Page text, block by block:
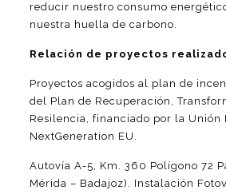
reducir nuestro consumo
nuestra huella de carbono.
Relación de proyectos
Proyectos acogidos al plan de
del Plan de Recuperación,
Resilencia, financiado por la Unión
NextGeneration EU.
Autovía A-5, Km. 360 Polígono 72
Mérida – Badajoz). Instalación